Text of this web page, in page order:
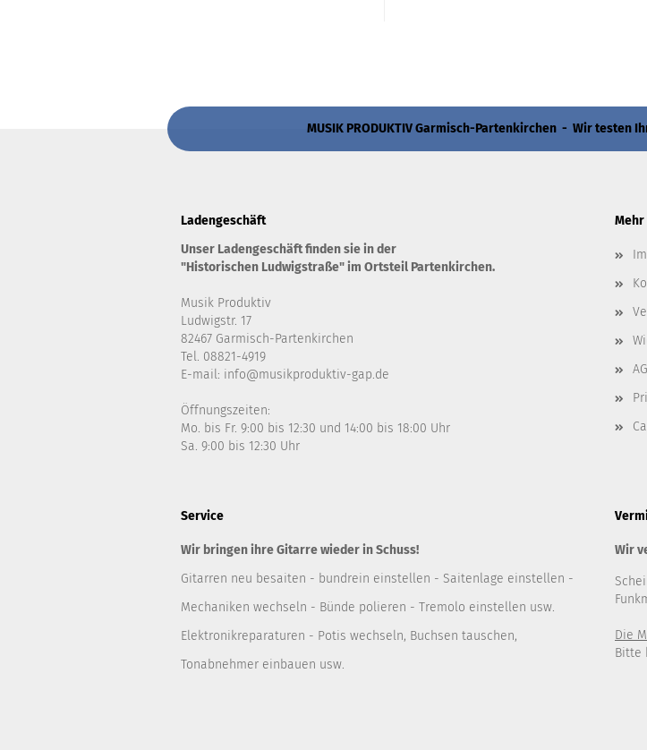
MUSIK PRODUKTIV Garmisch-Partenkirchen - Wir testen
Ladengeschäft
Unser Ladengeschäft finden sie in der
"Historischen Ludwigstraße" im Ortsteil Partenkirchen.
Musik Produktiv
Ludwigstr. 17
82467 Garmisch-Partenkirchen
Tel. 08821-4919
E-mail: info@musikproduktiv-gap.de
Öffnungszeiten:
Mo. bis Fr. 9:00 bis 12:30 und 14:00 bis 18:00 Uhr
Sa. 9:00 bis 12:30 Uhr
Mehr
Service
Wir bringen ihre Gitarre wieder in Schuss!
Gitarren neu besaiten - bundrein einstellen - Saitenlage einstellen -
Mechaniken wechseln - Bünde polieren - Tremolo einstellen usw.
Elektronikreparaturen - Potis wechseln, Buchsen tauschen,
Tonabnehmer einbauen usw.
Wir
Die
Bitte